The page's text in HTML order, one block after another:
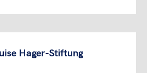
Hager-Stiftung